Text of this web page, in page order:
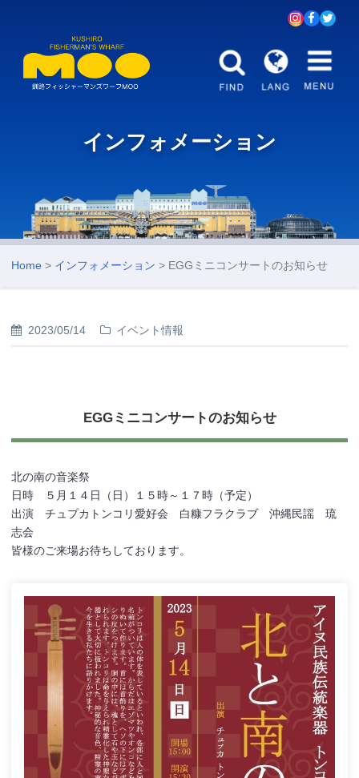
インフォメーション
Home > インフォメーション > EGGミニコンサートのお知らせ
2023/05/14 イベント情報
EGGミニコンサートのお知らせ
北の南の音楽祭
日時 ５月１４日（日）１５時～１７時（予定）
出演 チュプカトンコリ愛好会 白糠フラクラブ 沖縄民謡 琉
志会
皆様のご来場お待ちしております。